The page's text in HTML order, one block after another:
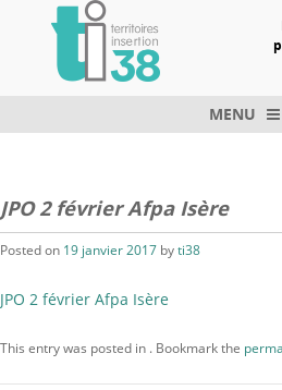
MENU
JPO 2 février Afpa Isère
Posted on 19 janvier 2017 byti38
JPO 2 février Afpa Isère
This entry was posted in . Bookmark the